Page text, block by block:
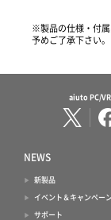
※製品の仕様・付属
予めご了承下さい。
aiuto PC/VR
NEWS
新製品
イベント＆キャンペー
サポート